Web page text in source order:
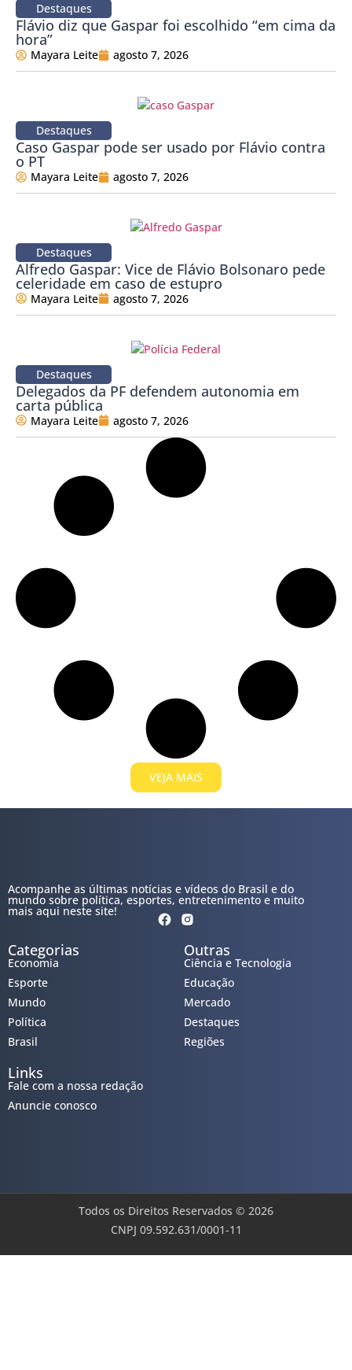
Destaques
Flávio diz que Gaspar foi escolhido “em cima da
hora”
Mayara Leite agosto 7, 2026
Destaques
Caso Gaspar pode ser usado por Flávio contra
o PT
Mayara Leite agosto 7, 2026
Destaques
Alfredo Gaspar: Vice de Flávio Bolsonaro pede
celeridade em caso de estupro
Mayara Leite agosto 7, 2026
Destaques
Delegados da PF defendem autonomia em
carta pública
Mayara Leite agosto 7, 2026
VEJA MAIS
Acompanhe as últimas notícias e vídeos do Brasil e do
mundo sobre política, esportes, entretenimento e muito
mais aqui neste site!
Categorias
Economia
Esporte
Mundo
Política
Brasil
Outras
Ciência e Tecnologia
Educação
Mercado
Destaques
Regiões
Links
Fale com a nossa redação
Anuncie conosco
Todos os Direitos Reservados © 2026
CNPJ 09.592.631/0001-11